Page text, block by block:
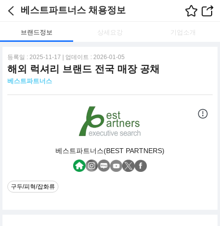
베스트파트너스 채용정보
브랜드정보 상세요강 기업소개
등록일 : 2025-11-17 | 업데이트 : 2026-01-05
해외 럭셔리 브랜드 전국 매장 공채
베스트파트너스
베스트파트너스(BEST PARTNERS)
구두/피혁/잡화류